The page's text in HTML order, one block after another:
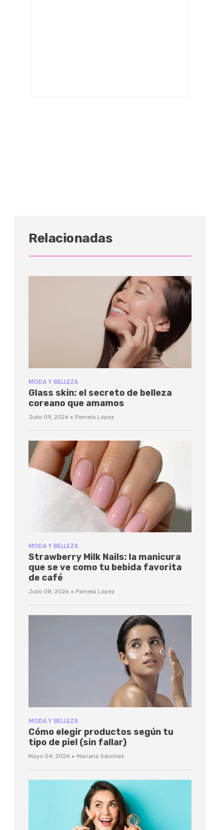
Relacionadas
MODA Y BELLEZA
Glass skin: el secreto de belleza
coreano que amamos
Julio 09, 2026 · Pamela López
MODA Y BELLEZA
Strawberry Milk Nails: la manicura
que se ve como tu bebida favorita
de café
Julio 08, 2026 · Pamela López
MODA Y BELLEZA
Cómo elegir productos según tu
tipo de piel (sin fallar)
Mayo 04, 2026 · Mariana Sánchez